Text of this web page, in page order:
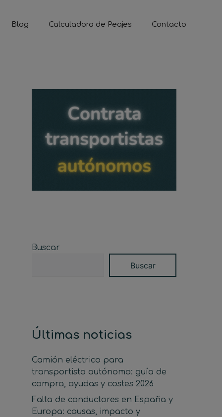
Blog Calculadora de Peajes Contacto
Buscar
Buscar
Últimas noticias
Camión eléctrico para
transportista autónomo: guía de
compra, ayudas y costes 2026
Falta de conductores en España y
Europa: causas, impacto y